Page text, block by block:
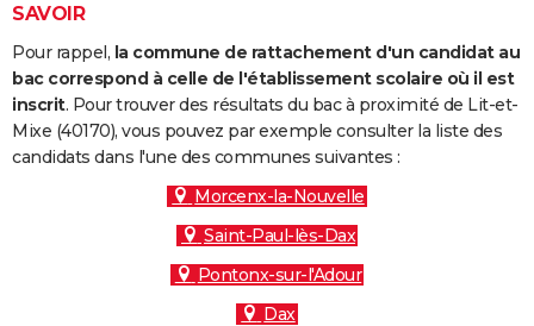
S'inscrire
Se connecter
Lycées
Collèges
Primaires
Universités
Entreprises
Service militaire
Avis de recherche
AVIS DE DÉCÈS
FORUM
SAVOIR
Pour rappel, la commune de rattachement d'un candidat au
bac correspond à celle de l'établissement scolaire où il est
inscrit. Pour trouver des résultats du bac à proximité de Lit-et-
Mixe (40170), vous pouvez par exemple consulter la liste des
candidats dans l'une des communes suivantes :
Morcenx-la-Nouvelle
Saint-Paul-lès-Dax
Pontonx-sur-l'Adour
Dax